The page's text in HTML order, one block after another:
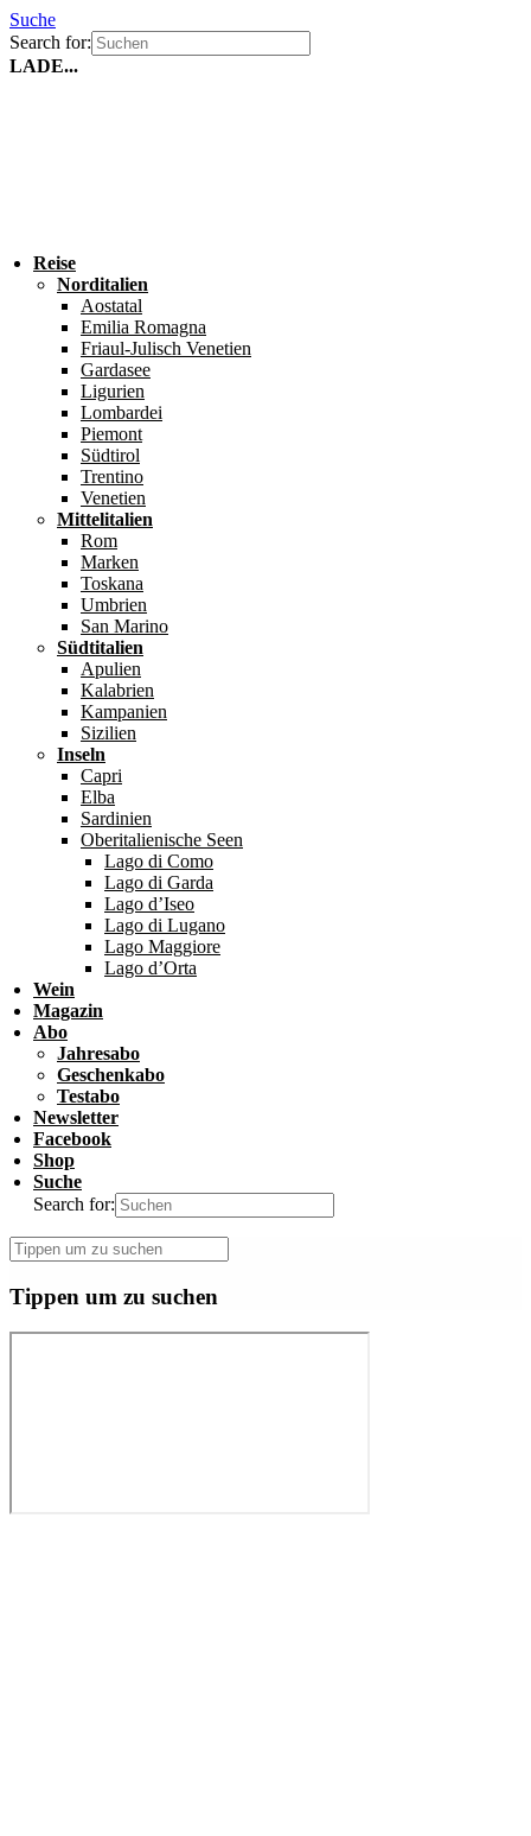
Suche
Search for:
LADE...
Reise
Norditalien
Aostatal
Emilia Romagna
Friaul-Julisch Venetien
Gardasee
Ligurien
Lombardei
Piemont
Südtirol
Trentino
Venetien
Mittelitalien
Rom
Marken
Toskana
Umbrien
San Marino
Südtitalien
Apulien
Kalabrien
Kampanien
Sizilien
Inseln
Capri
Elba
Sardinien
Oberitalienische Seen
Lago di Como
Lago di Garda
Lago d’Iseo
Lago di Lugano
Lago Maggiore
Lago d’Orta
Wein
Magazin
Abo
Jahresabo
Geschenkabo
Testabo
Newsletter
Facebook
Shop
Suche
Search for:
Tippen um zu suchen